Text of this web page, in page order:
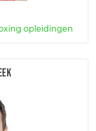
opleidingen